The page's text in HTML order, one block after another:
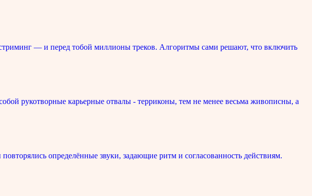
— и перед тобой миллионы треков. Алгоритмы сами решают, что включить
рукотворные карьерные отвалы - терриконы, тем не менее весьма живописны, а
определённые звуки, задающие ритм и согласованность действиям.